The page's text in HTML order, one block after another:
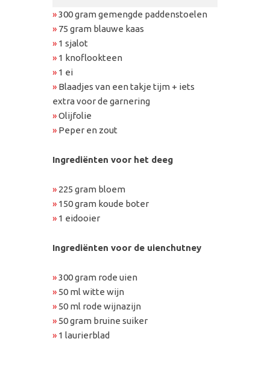
»300 gram gemengde paddenstoelen
» 75 gram blauwe kaas
» 1 sjalot
» 1 knoflookteen
» 1 ei
» Blaadjes van een takje tijm + iets
extra voor de garnering
»Olijfolie
» Peper en zout
Ingrediënten voor het deeg
» 225 gram bloem
» 150 gram koude boter
» 1 eidooier
Ingrediënten voor de uienchutney
»300 gram rode uien
» 50 ml witte wijn
» 50 ml rode wijnazijn
» 50 gram bruine suiker
» 1 laurierblad